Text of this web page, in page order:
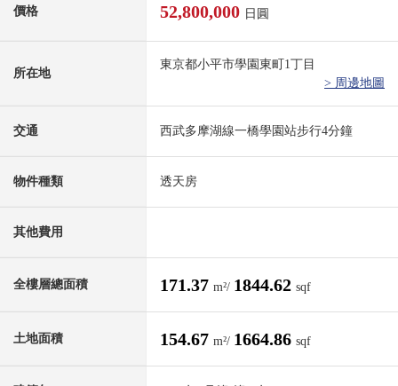
價格 52,800,000 日圓
所在地
東京都小平市學園東町1丁目
> 周邊地圖
交通 西武多摩湖線一橋學園站步行4分鐘
物件種類 透天房
其他費用
全樓層總面積 171.37 m²/ 1844.62 sqf
土地面積 154.67 m²/ 1664.86 sqf